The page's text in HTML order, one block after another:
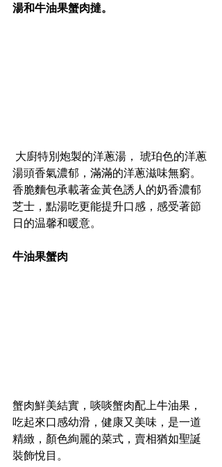
湯和牛油果蟹肉撻。
湯頭香氣濃郁，滿滿的洋蔥滋味無窮。
香脆麵包承載著金黃色誘人的奶香濃郁
芝士，點湯吃更能提升口感，感受著節
日的温馨和暖意。
牛油果蟹肉
蟹肉鮮美結實，啖啖蟹肉配上牛油果，
吃起來口感幼滑，健康又美味，是一道
精緻，顏色絢麗的菜式，賣相猶如聖誕
裝飾悅目。